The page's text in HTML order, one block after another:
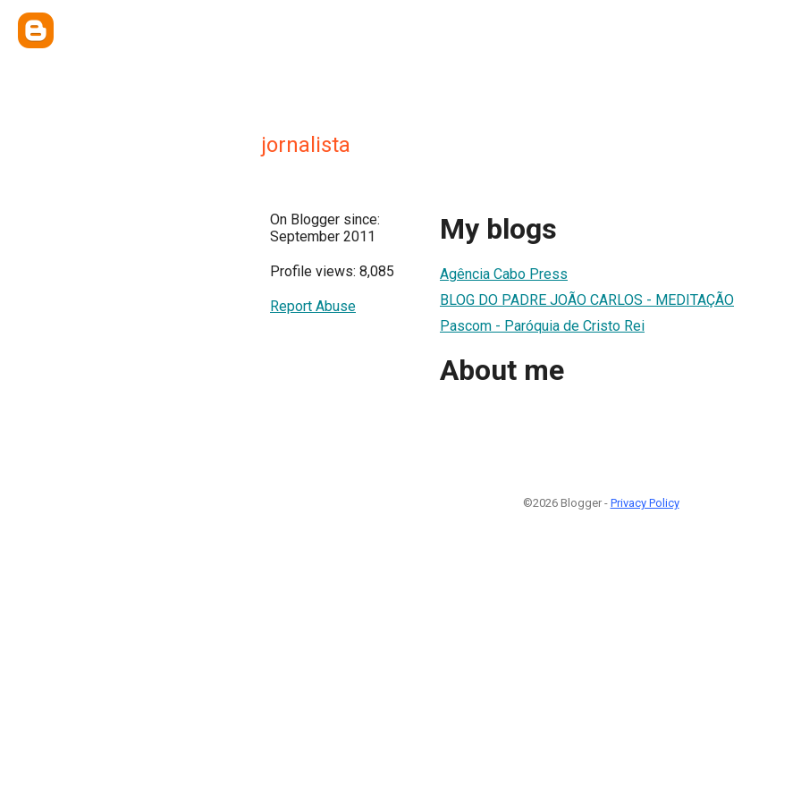
jornalista
On Blogger since:
September 2011
Profile views: 8,085
Report Abuse
My blogs
Agência Cabo Press
BLOG DO PADRE JOÃO CARLOS - MEDITAÇÃO
Pascom - Paróquia de Cristo Rei
About me
©2026 Blogger - Privacy Policy